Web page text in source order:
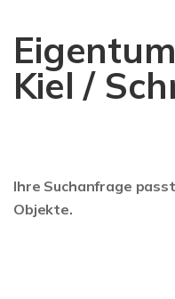
Kiel /
Ihre Suchanfrage
Objekte.